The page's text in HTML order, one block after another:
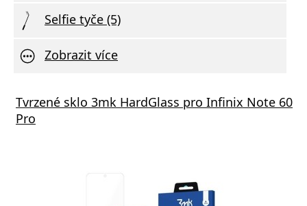
Selfie tyče (5)
Zobrazit více
Tvrzené sklo 3mk HardGlass pro Infinix Note 60
Pro